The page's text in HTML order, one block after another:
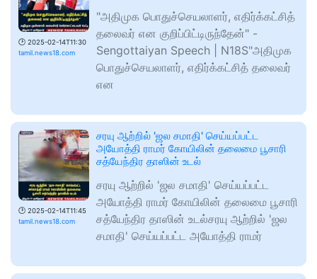
🕑 2025-02-14T11:30
tamil.news18.com
"அதிமுக பொதுச்செயலாளர், எதிர்க்கட்சித்
தலைவர் என குறிப்பிட்டிருந்தேன்" -
Sengottaiyan Speech | N18S"அதிமுக
பொதுச்செயலாளர், எதிர்க்கட்சித் தலைவர்
என
🕑 2025-02-14T11:45
tamil.news18.com
சரயு ஆற்றில் 'ஜல சமாதி' செய்யப்பட்ட
அயோத்தி ராமர் கோயிலின் தலைமை பூசாரி
சத்யேந்திர தாஸின் உடல்
சரயு ஆற்றில் 'ஜல சமாதி' செய்யப்பட்ட
அயோத்தி ராமர் கோயிலின் தலைமை பூசாரி
சத்யேந்திர தாஸின் உடல்சரயு ஆற்றில் 'ஜல
சமாதி' செய்யப்பட்ட அயோத்தி ராமர்